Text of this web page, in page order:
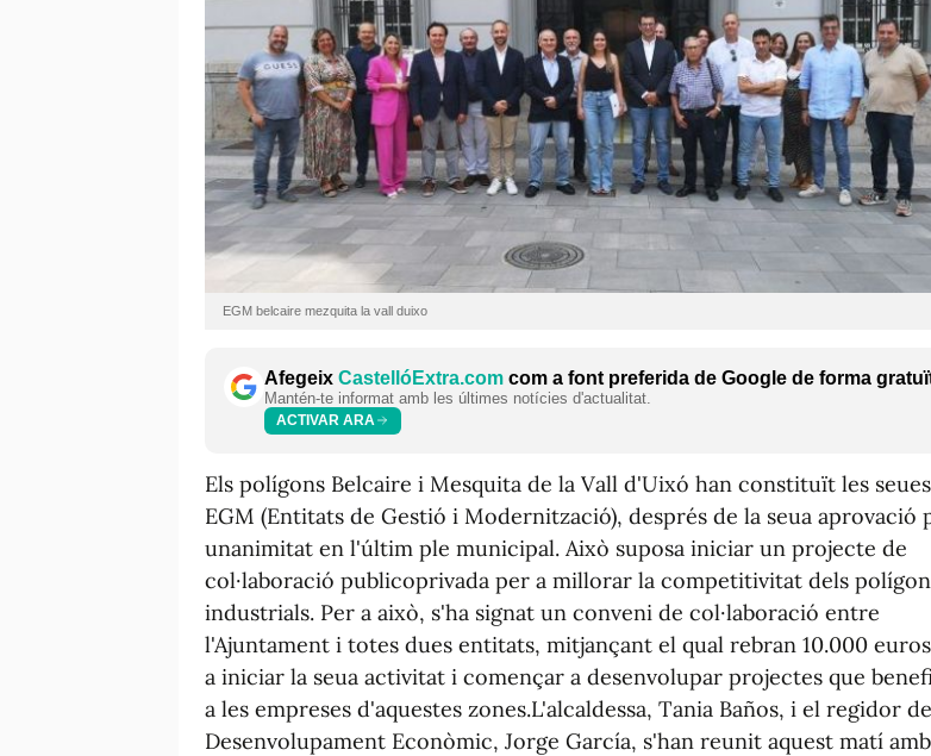
EGM belcaire mezquita la vall duixo
Afegeix CastellóExtra.com com a font preferida de Google de forma
Mantén-te informat amb les últimes notícies d'actualitat.
ACTIVAR ARA
Els polígons Belcaire i Mesquita de la Vall d'Uixó han constituït les seues
EGM (Entitats de Gestió i Modernització), després de la seua aprovació
unanimitat en l'últim ple municipal. Això suposa iniciar un projecte de
col·laboració publicoprivada per a millorar la competitivitat dels
industrials. Per a això, s'ha signat un conveni de col·laboració entre
l'Ajuntament i totes dues entitats, mitjançant el qual rebran 10.000
a iniciar la seua activitat i començar a desenvolupar projectes que
a les empreses d'aquestes zones.L'alcaldessa, Tania Baños, i el regidor de
Desenvolupament Econòmic, Jorge García, s'han reunit aquest matí